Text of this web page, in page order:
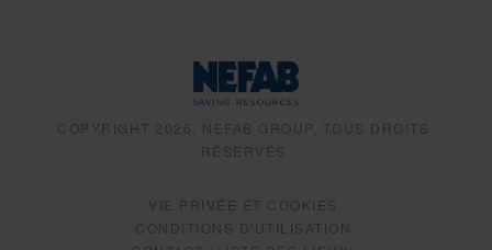
COPYRIGHT 2026, NEFAB GROUP, TOUS DROITS
RÉSERVÉS
VIE PRIVÉE ET COOKIES
CONDITIONS D'UTILISATION